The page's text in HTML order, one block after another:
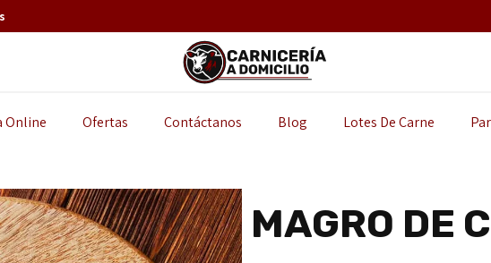
Online Ofertas Contáctanos Blog Lotes De Carne
MAGRO DE